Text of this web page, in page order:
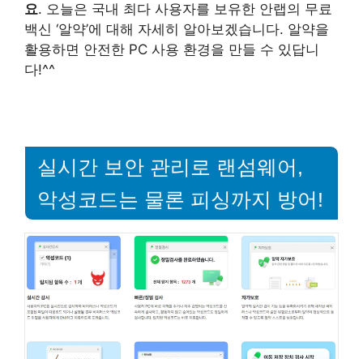
요. 오늘은 국내 최다 사용자를 보유한 안랩의 무료
백신 ‘알약’에 대해 자세히 알아보겠습니다. 알약을
활용하면 안전한 PC 사용 환경을 만들 수 있답니
다!^^
실시간 보안 관리로 랜섬웨어,
악성코드는 물론 피싱까지 방어!